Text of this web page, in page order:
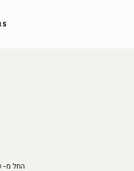
החל מ- 594,900 ש"ח